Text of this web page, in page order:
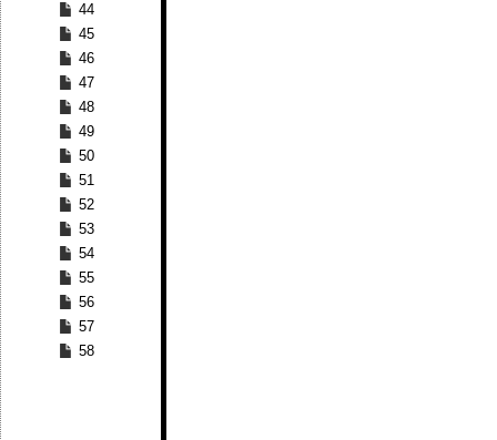
44
45
46
47
48
49
50
51
52
53
54
55
56
57
58